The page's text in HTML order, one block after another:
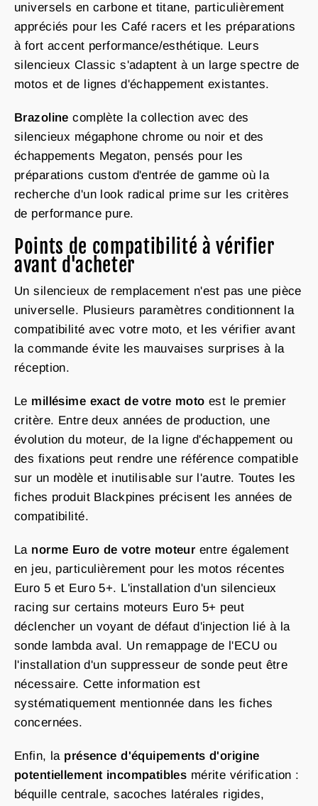
universels en carbone et titane, particulièrement
appréciés pour les Café racers et les préparations
à fort accent performance/esthétique. Leurs
silencieux Classic s'adaptent à un large spectre de
motos et de lignes d'échappement existantes.
Brazoline complète la collection avec des
silencieux mégaphone chrome ou noir et des
échappements Megaton, pensés pour les
préparations custom d'entrée de gamme où la
recherche d'un look radical prime sur les critères
de performance pure.
Points de compatibilité à vérifier
avant d'acheter
Un silencieux de remplacement n'est pas une pièce
universelle. Plusieurs paramètres conditionnent la
compatibilité avec votre moto, et les vérifier avant
la commande évite les mauvaises surprises à la
réception.
Le millésime exact de votre moto est le premier
critère. Entre deux années de production, une
évolution du moteur, de la ligne d'échappement ou
des fixations peut rendre une référence compatible
sur un modèle et inutilisable sur l'autre. Toutes les
fiches produit Blackpines précisent les années de
compatibilité.
La norme Euro de votre moteur entre également
en jeu, particulièrement pour les motos récentes
Euro 5 et Euro 5+. L'installation d'un silencieux
racing sur certains moteurs Euro 5+ peut
déclencher un voyant de défaut d'injection lié à la
sonde lambda aval. Un remappage de l'ECU ou
l'installation d'un suppresseur de sonde peut être
nécessaire. Cette information est
systématiquement mentionnée dans les fiches
concernées.
Enfin, la présence d'équipements d'origine
potentiellement incompatibles mérite vérification :
béquille centrale, sacoches latérales rigides,